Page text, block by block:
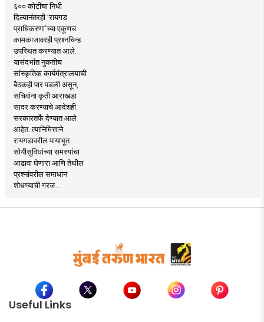
६०० कोटींचा निधी
दिल्यानंतरही ‘रायगड
प्राधिकरणा’च्या एकूणच
कामकाजावरही प्रश्नचिन्ह
उपस्थित करण्यात आले.
यासंदर्भात नुकतीच
सांस्कृतिक कार्यमंत्रालयाची
बैठकही पार पडली असून,
सचिवांना कृती आराखडा
सादर करण्याचे आदेशही
सरकारतर्फे देण्यात आले
आहेत. त्यानिमित्ताने
रायगडावरील पायाभूत
सोयीसुविधांच्या समस्यांचा
आढावा घेणारा आणि तेथील
प्रश्नांवरील समाधान
शोधण्याची गरज ..
Useful Links